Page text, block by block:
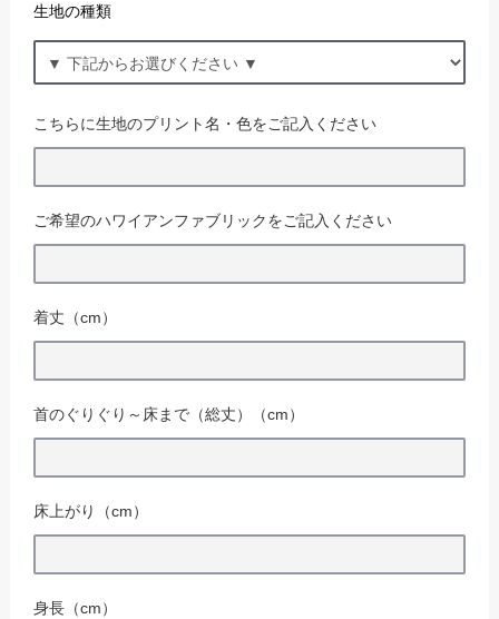
生地の種類
こちらに生地のプリント名・色をご記入ください
ご希望のハワイアンファブリックをご記入ください
着丈（cm）
首のぐりぐり～床まで（総丈）（cm）
床上がり（cm）
身長（cm）